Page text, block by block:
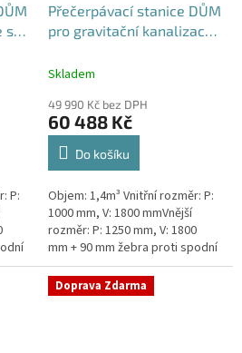
se
P:
Přečerpávací stanice DŮM
pro gravitační kanalizace
1,4m3
Skladem
49 990 Kč bez DPH
60 488 Kč
Do košíku
Objem: 1,4m³ Vnitřní rozměr: P:
1000 mm, V: 1800 mmVnější
rozměr: P: 1250 mm, V: 1800
mm + 90 mm žebra proti spodní
vodě + komínek Kvalitní a
výkonná přečerpávací stanice...
Doprava Zdarma